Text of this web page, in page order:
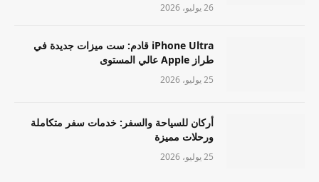
26 يوليو، 2026
iPhone Ultra قادم: ست ميزات جديدة في
طراز Apple عالي المستوى
25 يوليو، 2026
أركان للسياحة والسفر: خدمات سفر متكاملة
ورحلات مميزة
25 يوليو، 2026